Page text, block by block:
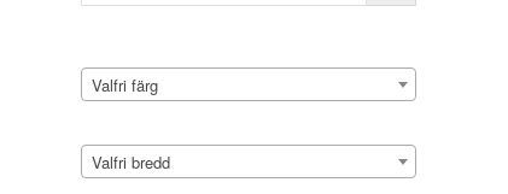
Valfri färg
Valfri bredd